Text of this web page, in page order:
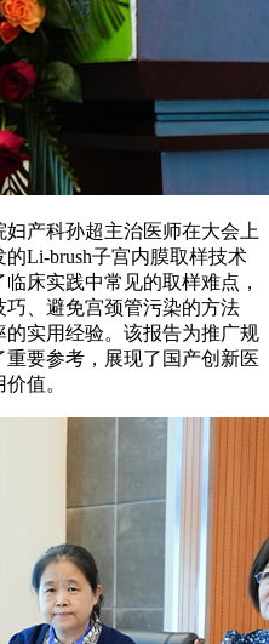
产科孙超主治医师在大会上
Li-brush子宫内膜取样技术
床实践中常见的取样难点，
、避免宫颈管污染的方法
实用经验。该报告为推广规
要参考，展现了国产创新医
值。